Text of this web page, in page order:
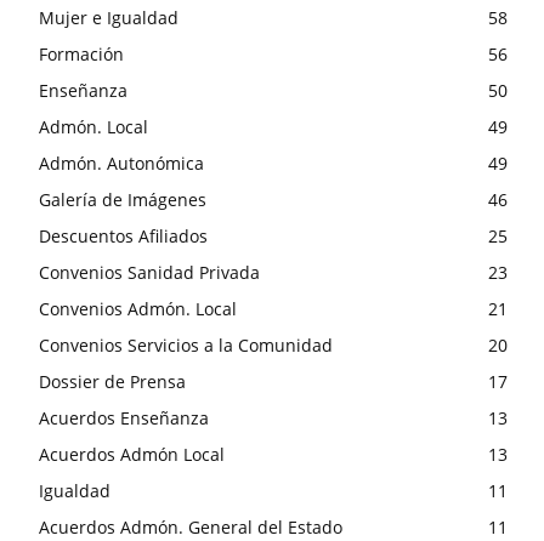
Mujer e Igualdad
58
Formación
56
Enseñanza
50
Admón. Local
49
Admón. Autonómica
49
Galería de Imágenes
46
Descuentos Afiliados
25
Convenios Sanidad Privada
23
Convenios Admón. Local
21
Convenios Servicios a la Comunidad
20
Dossier de Prensa
17
Acuerdos Enseñanza
13
Acuerdos Admón Local
13
Igualdad
11
Acuerdos Admón. General del Estado
11